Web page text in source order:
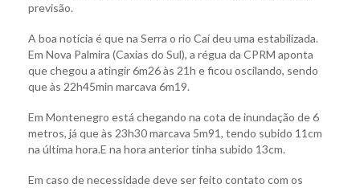
previsão.
A boa notícia é que na Serra o rio Caí deu uma estabilizada.
Em Nova Palmira (Caxias do Sul), a régua da CPRM aponta
que chegou a atingir 6m26 às 21h e ficou oscilando, sendo
que às 22h45min marcava 6m19.
Em Montenegro está chegando na cota de inundação de 6
metros, já que às 23h30 marcava 5m91, tendo subido 11cm
na última hora.E na hora anterior tinha subido 13cm.
Em caso de necessidade deve ser feito contato com os